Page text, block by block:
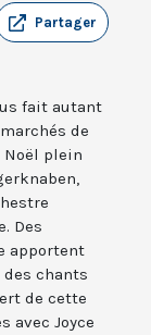
Partager
fait autant
de
Noël plein
Des
apportent
chants
de cette
avec Joyce